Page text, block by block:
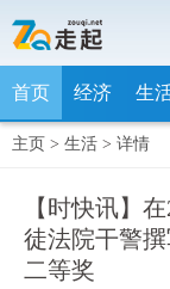
首页 经济 生
主页 > 生活 > 详情
【时快讯】
徒法院干警
二等奖